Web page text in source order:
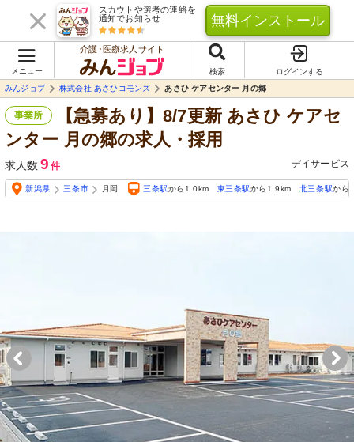
スカウトや選考の連絡を
通知でお知らせ
無料インストール
メニュー
介護･医療求人サイト
検索
ログインする
みんジョブ
株式会社 あさひコモンズ あさひ ケアセンター 月の郷
事業所
【急募あり】8/7更新 あさひ ケアセ
ンター 月の郷の求人・採用
求人数 9 件 デイサービス
新潟県 三条市 月岡 三条駅から1.0km 東三条駅から1.9km 北三条駅から